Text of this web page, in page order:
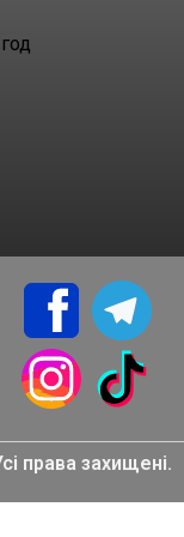
права захищені.